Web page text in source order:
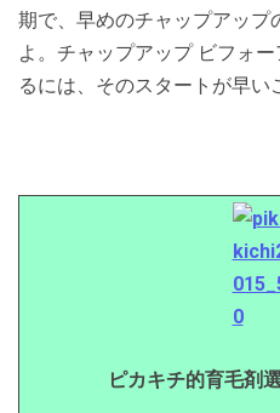
期で、早めのチャップアップ
よ。チャップアップ ビフォ
るには、そのスタートが早い
ピカキチ的育毛剤